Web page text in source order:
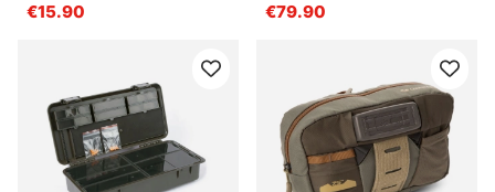
€15.90
€79.90